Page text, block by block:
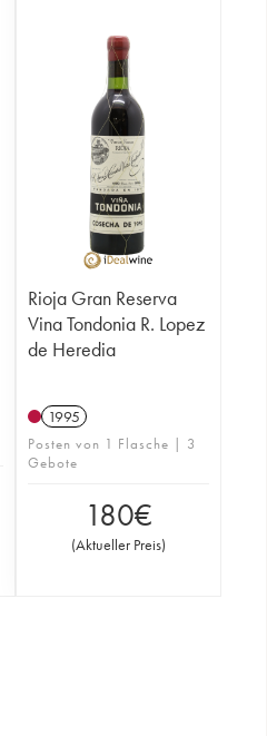
Rioja Gran Reserva
Vina Tondonia R. Lopez
de Heredia
1995
Posten von 1 Flasche | 3
Gebote
180€
(Aktueller Preis)